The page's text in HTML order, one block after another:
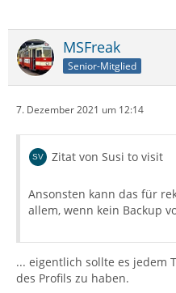
MSFreak
Senior-Mitglied
7. Dezember 2021 um 12:14
Zitat von Susi to visit
Ansonsten kann das für
allem, wenn kein Backup
... eigentlich sollte es jedem
des Profils zu haben.